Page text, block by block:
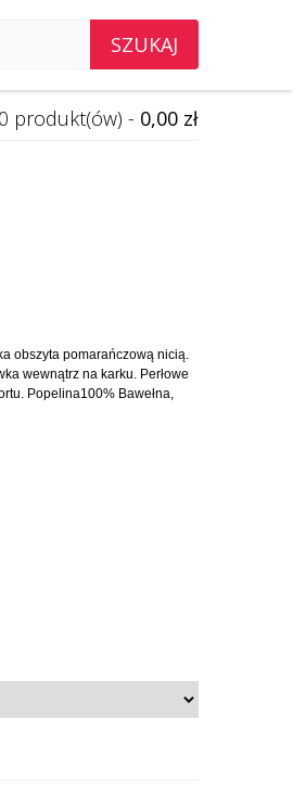
SZUKAJ
0 produkt(ów) - 0,00 zł
obszyta pomarańczową nicią.
wewnątrz na karku. Perłowe
Popelina100% Bawełna,